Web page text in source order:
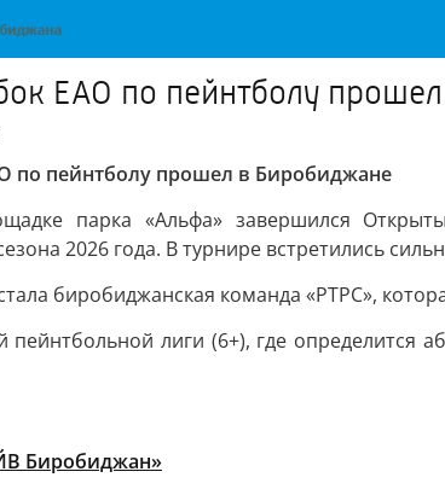
ЕАО по пейнтболу
по пейнтболу прошел в Биробиджане
парка «Альфа» завершился
2026 года. В турнире встретились
биробиджанская команда «РТРС»,
пейнтбольной лиги (6+), где определится
Биробиджан»